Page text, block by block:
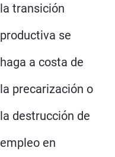
la transición
productiva se
haga a costa de
la precarización o
la destrucción de
empleo en